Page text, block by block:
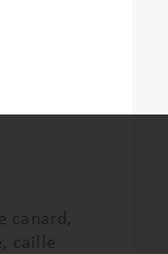
canard,
caille